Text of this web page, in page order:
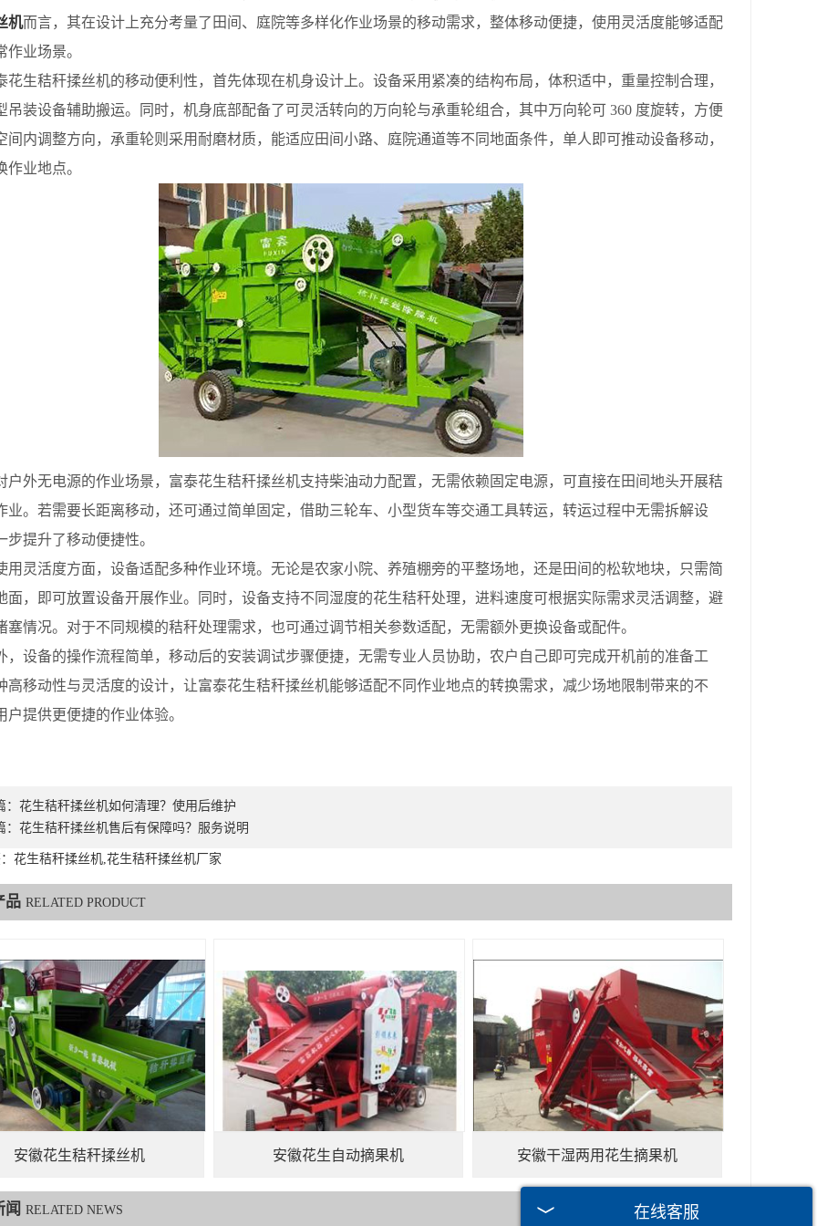
机而言，其在设计上充分考量了田间、庭院等多样化作业场景的移动需求，整体移动便捷，使用灵活度能够适配
作业场景。
秸秆揉丝机的移动便利性，首先体现在机身设计上。设备采用紧凑的结构布局，体积适中，重量控制合理，
吊装设备辅助搬运。同时，机身底部配备了可灵活转向的万向轮与承重轮组合，其中万向轮可 360 度旋转，方便
间内调整方向，承重轮则采用耐磨材质，能适应田间小路、庭院通道等不同地面条件，单人即可推动设备移动，
作业地点。
无电源的作业场景，富泰花生秸秆揉丝机支持柴油动力配置，无需依赖固定电源，可直接在田间地头开展秸
业。若需要长距离移动，还可通过简单固定，借助三轮车、小型货车等交通工具转运，转运过程中无需拆解设
步提升了移动便捷性。
活度方面，设备适配多种作业环境。无论是农家小院、养殖棚旁的平整场地，还是田间的松软地块，只需简
面，即可放置设备开展作业。同时，设备支持不同湿度的花生秸秆处理，进料速度可根据实际需求灵活调整，避
塞情况。对于不同规模的秸秆处理需求，也可通过调节相关参数适配，无需额外更换设备或配件。
备的操作流程简单，移动后的安装调试步骤便捷，无需专业人员协助，农户自己即可完成开机前的准备工
高移动性与灵活度的设计，让富泰花生秸秆揉丝机能够适配不同作业地点的转换需求，减少场地限制带来的不
户提供更便捷的作业体验。
花生秸秆揉丝机如何清理？使用后维护
花生秸秆揉丝机售后有保障吗？服务说明
花生秸秆揉丝机,花生秸秆揉丝机厂家
品 RELATED PRODUCT
安徽花生秸秆揉丝机 安徽花生自动摘果机 安徽干湿两用花生摘果机
闻 RELATED NEWS 在线客服